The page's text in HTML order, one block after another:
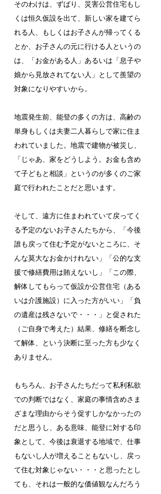
そのわけは、ずばり、災害公営住宅もし
くは恒久仮設を出て、新しい家を建てら
れる人、もしくはお子さんが帰ってくる
とか、お子さんの元に行ける人というの
は、「お金がある人」あるいは「息子や
娘から見放されてない人」として羨望の
対象になりやすいから。
地震発生前、能登の多くの方は、高齢の
単身もしくは夫妻二人暮らしで家に住ま
われていました。地震で建物が被災し、
「じゃあ、家をどうしよう。お金も含め
て子どもと相談」というのが多くのご家
庭で行われたことだと思います。
そして、遠方に住まわれていて戻ってく
る予定のないお子さんたちから、「今後
誰も戻って住む予定がないところに、そ
んな莫大なお金かけれない」「公的な支
援で修繕費用は賄えないし」「この際、
解体してもらって仮設か公営住宅（ある
いは介護施設）に入った方がいい」「負
の遺産は残さないで・・・」と促された
（ご自身で考えた）結果、修繕を断念し
て解体、という決断に至った方も少なく
ありません。
もちろん、お子さんたちだって私利私欲
での判断ではなく、家庭の事情含めさま
ざまな理由からそう促すしかなかったの
だと思うし、ある意味、能登に対する印
象として、今後は衰退する地域で、仕事
もないし人が増えることもないし、戻っ
て住む対象じゃない・・・と思ったとし
ても、それは一般的な価値観なんだろう